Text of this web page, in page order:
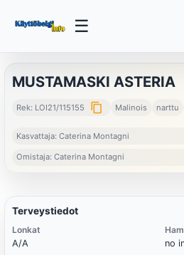
☰
MUSTAMASKI ASTERIA
Rek: LOI21/115155 content_copy Malinois narttu
Kasvattaja: Caterina Montagni
Omistaja: Caterina Montagni
Terveystiedot
Lonkat
A/A
no